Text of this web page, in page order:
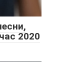
2020